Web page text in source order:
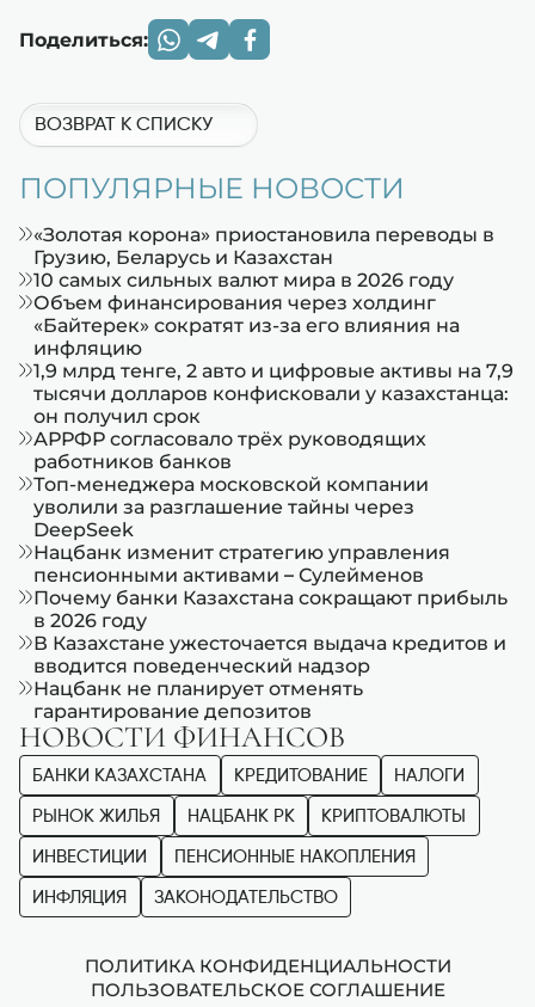
Поделиться:
ВОЗВРАТ К СПИСКУ
ПОПУЛЯРНЫЕ НОВОСТИ
«Золотая корона» приостановила переводы в
Грузию, Беларусь и Казахстан
10 самых сильных валют мира в 2026 году
Объем финансирования через холдинг
«Байтерек» сократят из-за его влияния на
инфляцию
1,9 млрд тенге, 2 авто и цифровые активы на 7,9
тысячи долларов конфисковали у казахстанца:
он получил срок
АРРФР согласовало трёх руководящих
работников банков
Топ-менеджера московской компании
уволили за разглашение тайны через
DeepSeek
Нацбанк изменит стратегию управления
пенсионными активами – Сулейменов
Почему банки Казахстана сокращают прибыль
в 2026 году
В Казахстане ужесточается выдача кредитов и
вводится поведенческий надзор
Нацбанк не планирует отменять
гарантирование депозитов
НОВОСТИ ФИНАНСОВ
БАНКИ КАЗАХСТАНА КРЕДИТОВАНИЕ НАЛОГИ
РЫНОК ЖИЛЬЯ НАЦБАНК РК КРИПТОВАЛЮТЫ
ИНВЕСТИЦИИ ПЕНСИОННЫЕ НАКОПЛЕНИЯ
ИНФЛЯЦИЯ ЗАКОНОДАТЕЛЬСТВО
ПОЛИТИКА КОНФИДЕНЦИАЛЬНОСТИ
ПОЛЬЗОВАТЕЛЬСКОЕ СОГЛАШЕНИЕ